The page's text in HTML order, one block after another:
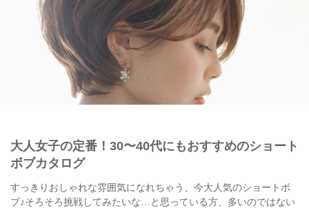
大人女子の定番！30〜40代にもおすすめのショート
ボブカタログ
すっきりおしゃれな雰囲気になれちゃう、今大人気のショートボ
ブ♪そろそろ挑戦してみたいな…と思っている方、多いのではない